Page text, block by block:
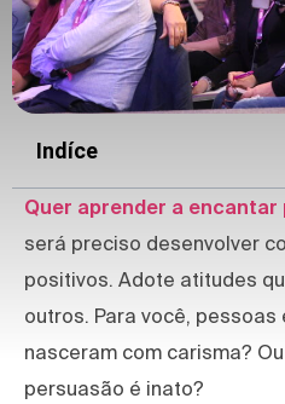
Indíce
Quer aprender a encantar
será preciso desenvolver
positivos. Adote atitudes
outros. Para você,
nasceram com carisma?
persuasão é inato?